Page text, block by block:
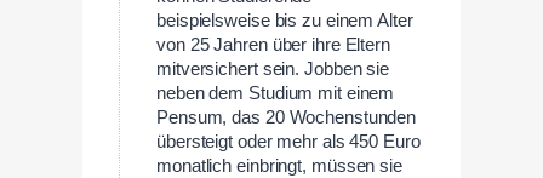
beispielsweise bis zu einem Alter
von 25 Jahren über ihre Eltern
mitversichert sein. Jobben sie
neben dem Studium mit einem
Pensum, das 20 Wochenstunden
übersteigt oder mehr als 450 Euro
monatlich einbringt, müssen sie